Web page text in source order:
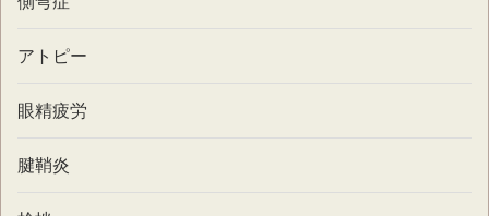
アトピー
眼精疲労
腱鞘炎